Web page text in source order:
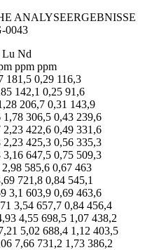
ANALYSEERGEBNISSE
0043
Lu Nd
ppm ppm
181,5 0,29 116,3
142,1 0,25 91,6
206,7 0,31 143,9
306,5 0,43 239,6
422,6 0,49 331,6
425,3 0,56 335,3
647,5 0,75 509,3
585,6 0,67 463
721,8 0,84 545,1
3,1 603,9 0,69 463,6
3,54 657,7 0,84 456,4
4,55 698,5 1,07 438,2
5,02 688,4 1,12 403,5
7,66 731,2 1,73 386,2